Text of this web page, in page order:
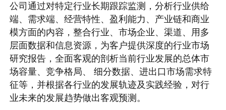
公司通过对特定行业长期跟踪监测，分析行业供给
端、需求端、经营特性、盈利能力、产业链和商业
模方面的内容，整合行业、市场企业、渠道、用多
层面数据和信息资源，为客户提供深度的行业市场
研究报告，全面客观的剖析当前行业发展的总体市
场容量、竞争格局、 细分数据、进出口市场需求特
征等，并根据各行业的发展轨迹及实践经验，对行
业未来的发展趋势做出客观预测。